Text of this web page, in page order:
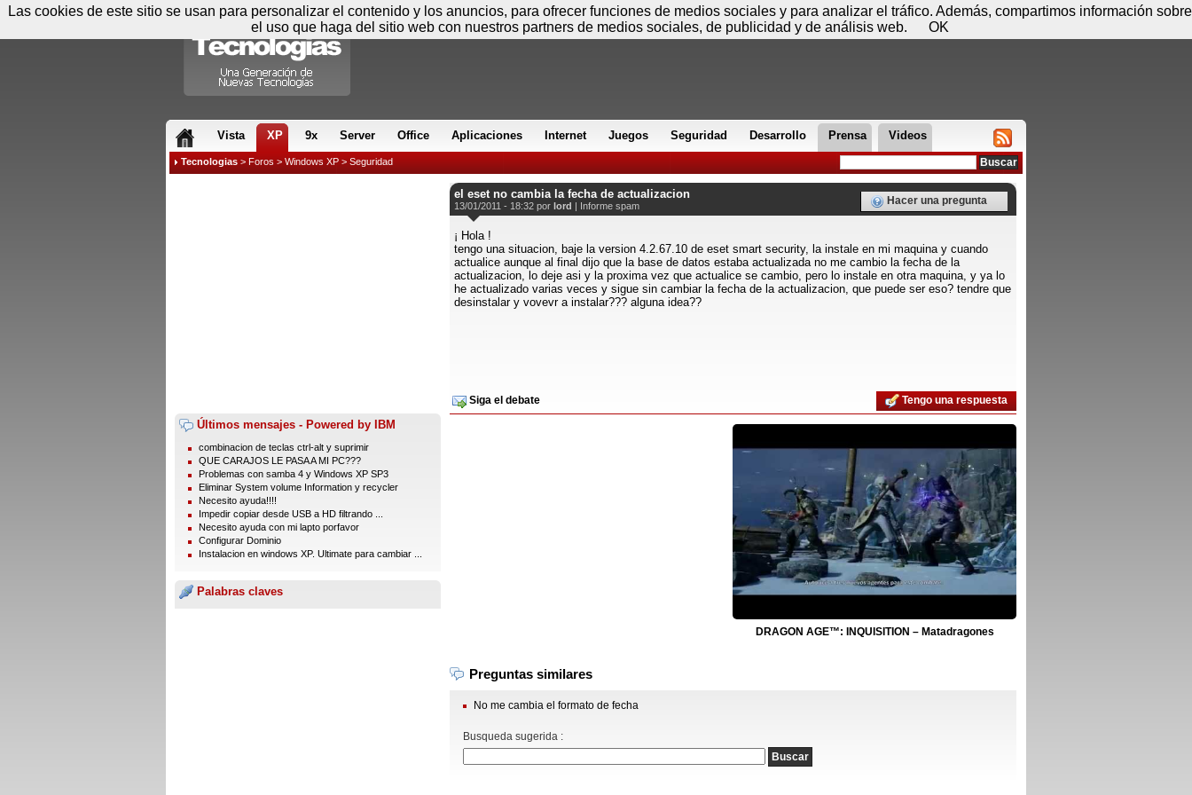
Vista XP 9x Server Office Aplicaciones Internet Juegos Seguridad Desarrollo Prensa Videos
Tecnologias > Foros > Windows XP > Seguridad
Últimos mensajes - Powered by IBM
combinacion de teclas ctrl-alt y suprimir
QUE CARAJOS LE PASA A MI PC???
Problemas con samba 4 y Windows XP SP3
Eliminar System volume Information y recycler
Necesito ayuda!!!!
Impedir copiar desde USB a HD filtrando ...
Necesito ayuda con mi lapto porfavor
Configurar Dominio
Instalacion en windows XP. Ultimate para cambiar ...
Palabras claves
el eset no cambia la fecha de actualizacion
13/01/2011 - 18:32 por lord | Informe spam Hacer una pregunta
¡ Hola !
tengo una situacion, baje la version 4.2.67.10 de eset smart security, la instale en mi maquina y cuando
actualice aunque al final dijo que la base de datos estaba actualizada no me cambio la fecha de la
actualizacion, lo deje asi y la proxima vez que actualice se cambio, pero lo instale en otra maquina, y ya lo
he actualizado varias veces y sigue sin cambiar la fecha de la actualizacion, que puede ser eso? tendre que
desinstalar y vovevr a instalar??? alguna idea??
Siga el debate Tengo una respuesta
DRAGON AGE™: INQUISITION – Matadragones
Preguntas similares
No me cambia el formato de fecha
Busqueda sugerida :
Viernes 07 de agosto - 09:30 Registrar Conectar
Las cookies de este sitio se usan para personalizar el contenido y los anuncios, para ofrecer funciones de medios sociales y para analizar el tráfico. Además, compartimos información sobre
el uso que haga del sitio web con nuestros partners de medios sociales, de publicidad y de análisis web.
OK